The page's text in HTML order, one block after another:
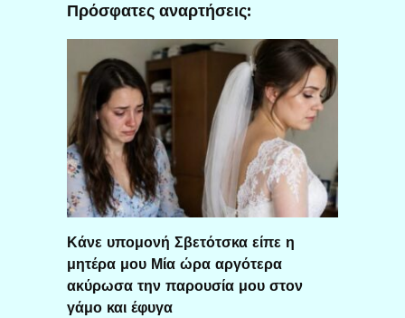
Πρόσφατες αναρτήσεις:
Κάνε υπομονή Σβετότσκα είπε η
μητέρα μου Μία ώρα αργότερα
ακύρωσα την παρουσία μου στον
γάμο και έφυγα